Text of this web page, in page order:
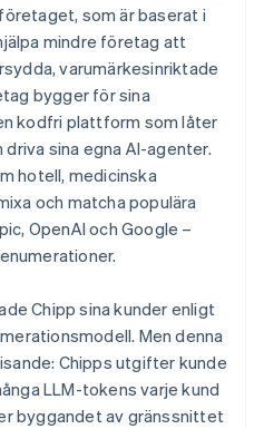
som är baserat i
mindre företag att
varumärkesinriktade
bygger för sina
kodfri plattform som låter
sina egna AI-agenter.
hotell, medicinska
och matcha populära
OpenAI och Google –
Chipp sina kunder enligt
Men denna
Chipps utgifter kunde
LLM-tokens varje kund
byggandet av gränssnittet